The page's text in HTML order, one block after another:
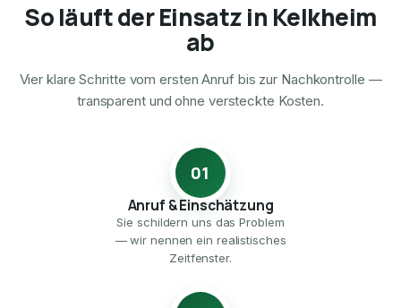
So läuft der Einsatz in Kelkheim
ab
Vier klare Schritte vom ersten Anruf bis zur Nachkontrolle —
transparent und ohne versteckte Kosten.
01
Anruf & Einschätzung
Sie schildern uns das Problem
— wir nennen ein realistisches
Zeitfenster.